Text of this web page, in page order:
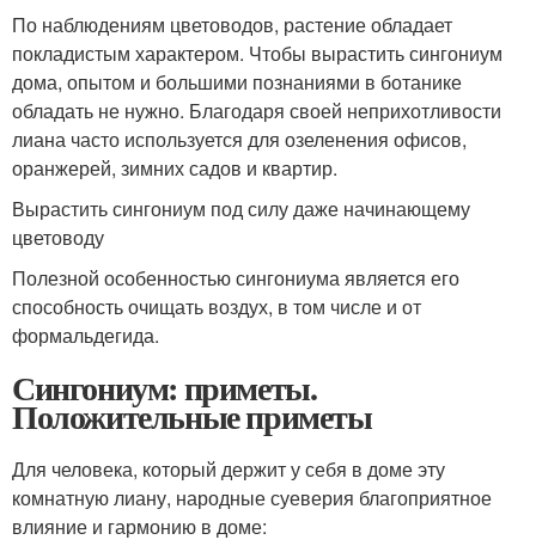
По наблюдениям цветоводов, растение обладает
покладистым характером. Чтобы вырастить сингониум
дома, опытом и большими познаниями в ботанике
обладать не нужно. Благодаря своей неприхотливости
лиана часто используется для озеленения офисов,
оранжерей, зимних садов и квартир.
Вырастить сингониум под силу даже начинающему
цветоводу
Полезной особенностью сингониума является его
способность очищать воздух, в том числе и от
формальдегида.
Сингониум: приметы.
Положительные приметы
Для человека, который держит у себя в доме эту
комнатную лиану, народные суеверия благоприятное
влияние и гармонию в доме: